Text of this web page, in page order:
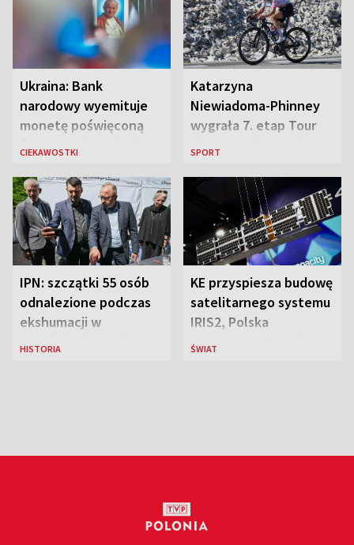
Ukraina: Bank
narodowy wyemituje
monetę poświęconą
św. Janowi Pawłowi II
CIEKAWOSTKI
Katarzyna
Niewiadoma-Phinney
wygrała 7. etap Tour
de France i została
SPORT
IPN: szczątki 55 osób
odnalezione podczas
ekshumacji w
Ostrówkach i Woli
HISTORIA
KE przyspiesza budowę
satelitarnego systemu
IRIS2, Polska
przeznaczy 656 mln
ŚWIAT